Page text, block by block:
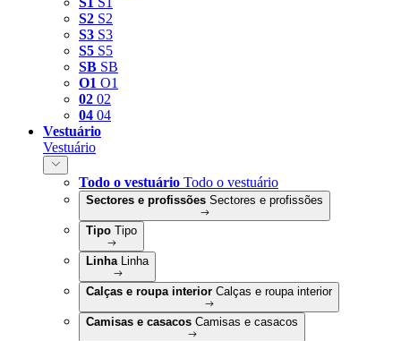
S2 S2
S3 S3
S5 S5
SB SB
O1 O1
02 02
04 04
Vestuário
Vestuário
Todo o vestuário Todo o vestuário
Sectores e profissões Sectores e profissões
Tipo Tipo
Linha Linha
Calças e roupa interior Calças e roupa interior
Camisas e casacos Camisas e casacos